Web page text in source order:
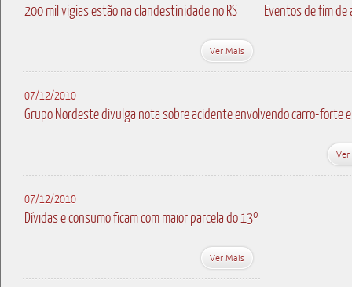
200 mil vigias estão na clandestinidade no RS
Ver Mais
Eventos de fim
07/12/2010
Grupo Nordeste divulga nota sobre acidente envolvendo carro-forte
Ver
07/12/2010
Dívidas e consumo ficam com maior parcela do 13º
Ver Mais